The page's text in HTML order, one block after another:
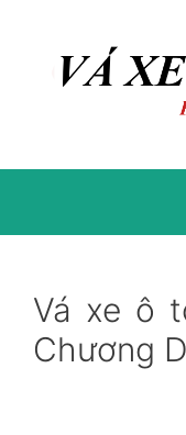
Vá xe ô
Chương